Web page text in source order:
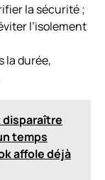
la sécurité ;
l’isolement
la durée,
disparaître
temps
affole déjà